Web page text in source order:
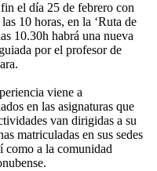
el día 25 de febrero con
10 horas, en la ‘Ruta de
10.30h habrá una nueva
por el profesor de
viene a
en las asignaturas que
van dirigidas a su
matriculadas en sus sedes
como a la comunidad